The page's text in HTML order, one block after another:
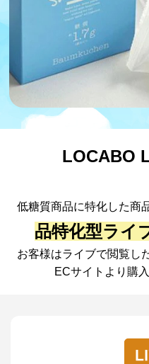
LOCABO
低糖質商品に特化した商
品特化型ライ
お客様はライブで閲覧し
ECサイトより購